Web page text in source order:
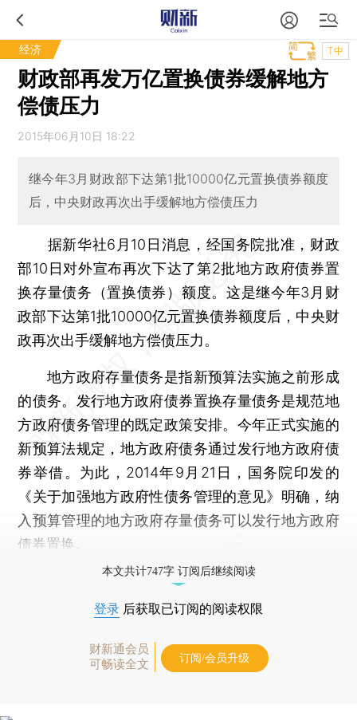
经济 T中
财政部再发万亿置换债券缓解地方
偿债压力
2015年06月10日 18:22
继今年3月财政部下达第1批10000亿元置换债券额度
后，中央财政再次出手缓解地方偿债压力
据新华社6月10日消息，经国务院批准，财政
部10日对外宣布再次下达了第2批地方政府债券置
换存量债务（置换债券）额度。这是继今年3月财
政部下达第1批10000亿元置换债券额度后，中央财
政再次出手缓解地方偿债压力。
地方政府存量债务是指新预算法实施之前形成
的债务。发行地方政府债券置换存量债务是规范地
方政府债务管理的既定政策安排。今年正式实施的
新预算法规定，地方政府债务通过发行地方政府债
券举借。为此，2014年9月21日，国务院印发的
《关于加强地方政府性债务管理的意见》明确，纳
入预算管理的地方政府存量债务可以发行地方政府
债券置换。
本文共计747字 订阅后继续阅读
登录 后获取已订阅的阅读权限
财新通会员
可畅读全文
订阅/会员升级